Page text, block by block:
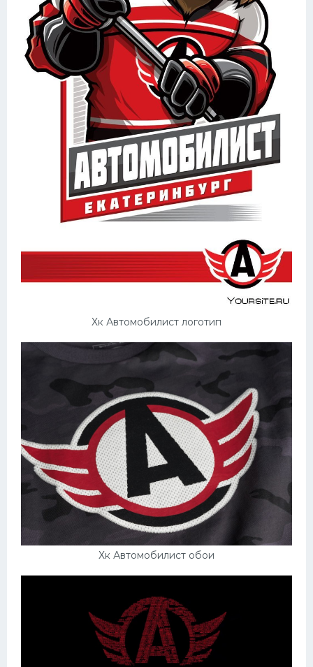
Хк Автомобилист логотип
Хк Автомобилист обои